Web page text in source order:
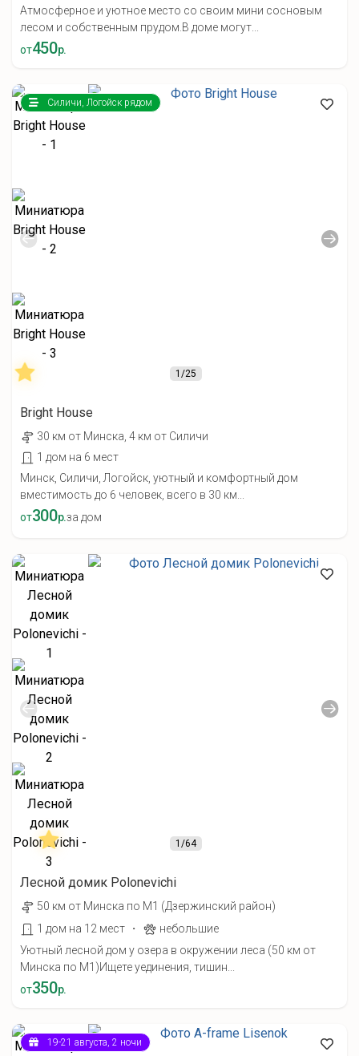
Атмосферное и уютное место со своим мини сосновым
лесом и собственным прудом.В доме могут...
от450р.
1/25
Силичи, Логойск рядом
Bright House
30 км от Минска, 4 км от Силичи
1 дом на 6 мест
Минск, Силичи, Логойск, уютный и комфортный дом
вместимость до 6 человек, всего в 30 км...
от300р.за дом
1/64
Лесной домик Polonevichi
50 км от Минска по М1 (Дзержинский район)
1 дом на 12 мест
·
небольшие
Уютный лесной дом у озера в окружении леса (50 км от
Минска по М1) ​Ищете уединения, тишин...
от350р.
19-21 августа, 2 ночи